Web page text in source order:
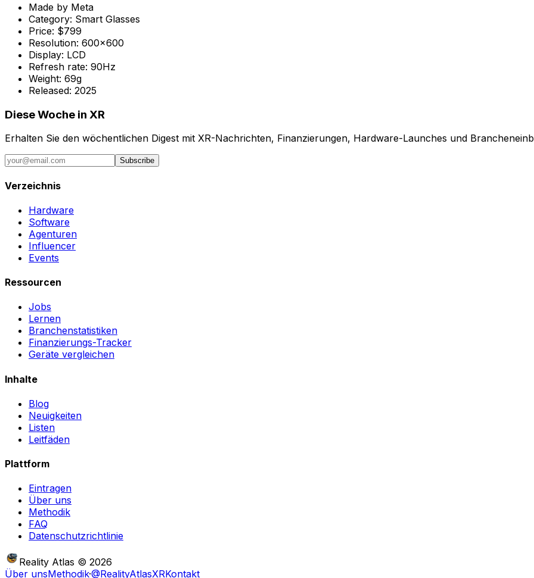
Made by Meta
Category: Smart Glasses
Price: $799
Resolution: 600x600
Display: LCD
Refresh rate: 90Hz
Weight: 69g
Released: 2025
Diese Woche in XR
Erhalten Sie den wöchentlichen Digest mit XR-Nachrichten, Finanzierungen, Hardware-Launches und
Subscribe
Verzeichnis
Hardware
Software
Agenturen
Influencer
Events
Ressourcen
Jobs
Lernen
Branchenstatistiken
Finanzierungs-Tracker
Geräte vergleichen
Inhalte
Blog
Neuigkeiten
Listen
Leitfäden
Plattform
Eintragen
Über uns
Methodik
FAQ
Datenschutzrichtlinie
Reality Atlas © 2026
Über unsMethodik·@RealityAtlasXRKontakt